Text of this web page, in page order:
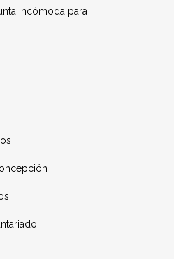
incómoda para